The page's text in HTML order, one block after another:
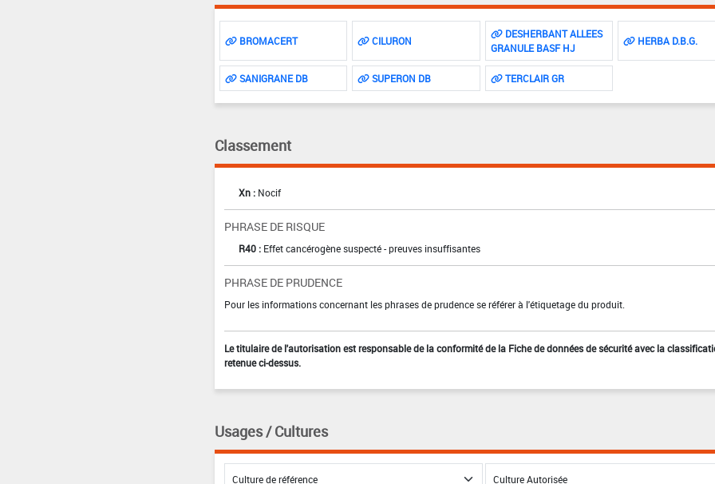
BROMACERT CILURON
DESHERBANT ALLEES
GRANULE BASF HJ
HERBA D.B.G.
SANIGRANE DB SUPERON DB TERCLAIR GR
Classement
Xn : Nocif
PHRASE DE RISQUE
R40 : Effet cancérogène suspecté - preuves insuffisantes
PHRASE DE PRUDENCE
Pour les informations concernant les phrases de prudence se référer à l'étiquetage du produit.
Le titulaire de l'autorisation est responsable de la conformité de la Fiche de données de sécurité avec la
retenue ci-dessus.
Usages / Cultures